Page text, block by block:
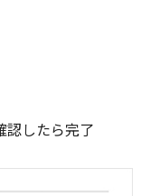
認したら完了